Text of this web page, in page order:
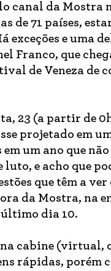
canal da Mostra
de 71 países,
e uma
Franco, que
de Veneza de
23 (a partir de
projetado em
um ano que
luto, e acho que
que têm a
da Mostra, na
dia 10.
na cabine (virtual,
rápidas, porém